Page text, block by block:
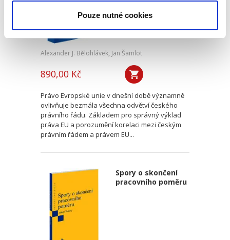
Pouze nutné cookies
Alexander J. Bělohlávek, Jan Šamlot
890,00 Kč
Právo Evropské unie v dnešní době významně
ovlivňuje bezmála všechna odvětví českého
právního řádu. Základem pro správný výklad
práva EU a porozumění korelaci mezi českým
právním řádem a právem EU...
Spory o skončení
pracovního poměru